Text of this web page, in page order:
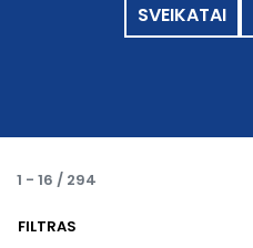
SVEIKATAI
1 - 16 / 294
FILTRAS